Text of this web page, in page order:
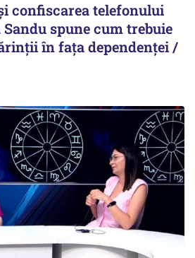
confiscarea telefonului
spune cum trebuie
în fața dependenței /